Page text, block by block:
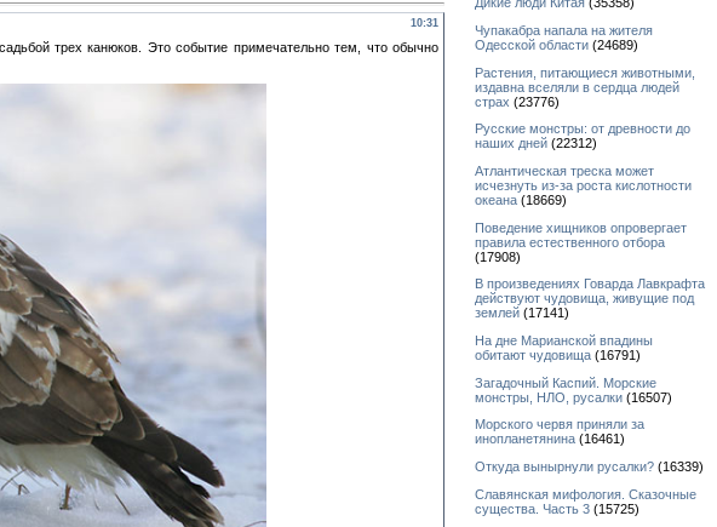
10:31
трех канюков. Это событие примечательно тем, что обычно
Чупакабра напала на жителя
Одесской области (24689)
Растения, питающиеся животными,
издавна вселяли в сердца людей
страх (23776)
Русские монстры: от древности до
наших дней (22312)
Атлантическая треска может
исчезнуть из-за роста кислотности
океана (18669)
Поведение хищников опровергает
правила естественного отбора
(17908)
В произведениях Говарда Лавкрафта
действуют чудовища, живущие под
землей (17141)
На дне Марианской впадины
обитают чудовища (16791)
Загадочный Каспий. Морские
монстры, НЛО, русалки (16507)
Морского червя приняли за
инопланетянина (16461)
Откуда вынырнули русалки? (16339)
Славянская мифология. Сказочные
существа. Часть 3 (15725)